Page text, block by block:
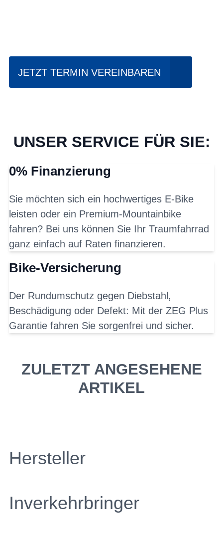
JETZT TERMIN VEREINBAREN
UNSER SERVICE FÜR SIE:
0% Finanzierung
Sie möchten sich ein hochwertiges E-Bike
leisten oder ein Premium-Mountainbike
fahren? Bei uns können Sie Ihr Traumfahrrad
ganz einfach auf Raten finanzieren.
Bike-Versicherung
Der Rundumschutz gegen Diebstahl,
Beschädigung oder Defekt: Mit der ZEG Plus
Garantie fahren Sie sorgenfrei und sicher.
ZULETZT ANGESEHENE
ARTIKEL
Hersteller
Inverkehrbringer